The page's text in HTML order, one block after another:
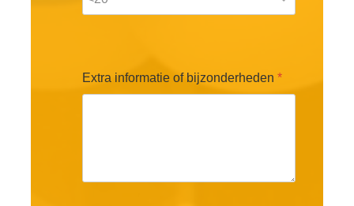
Extra informatie of bijzonderheden *